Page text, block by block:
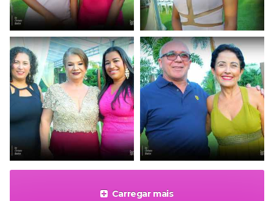
Carregar mais